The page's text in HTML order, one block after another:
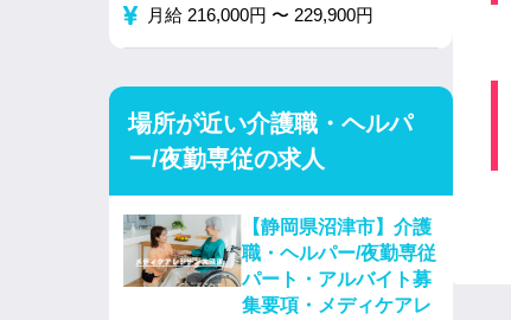
月給 216,000円 〜 229,900円
場所が近い介護職・ヘルパ
ー/夜勤専従の求人
【静岡県沼津市】介護
職・ヘルパー/夜勤専従
パート・アルバイト募
集要項・メディケアレ